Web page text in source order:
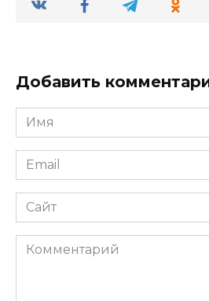
Добавить
Имя
*
Email
*
Сайт
Комментарий